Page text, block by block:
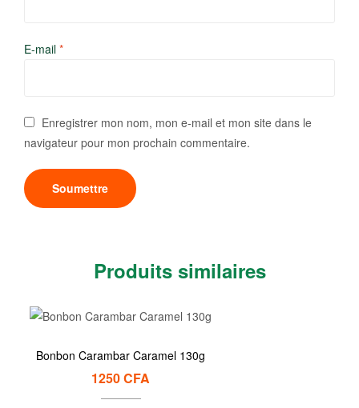
E-mail *
Enregistrer mon nom, mon e-mail et mon site dans le
navigateur pour mon prochain commentaire.
Produits similaires
Bonbon Carambar Caramel 130g
1250CFA